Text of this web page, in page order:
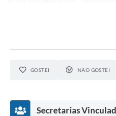
GOSTEI NÃO GOSTEI
Secretarias